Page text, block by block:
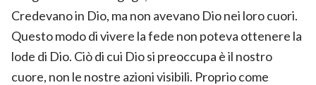
Credevano in Dio, ma non avevano Dio nei loro cuori.
Questo modo di vivere la fede non poteva ottenere la
lode di Dio. Ciò di cui Dio si preoccupa è il nostro
cuore, non le nostre azioni visibili. Proprio come